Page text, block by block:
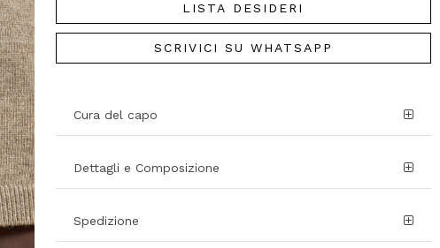
LISTA DESIDERI
SCRIVICI SU WHATSAPP
Cura del capo
Dettagli e Composizione
Spedizione